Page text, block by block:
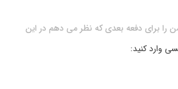
را برای دفعه بعدی که نظر می دهم در این
وارد کنید: